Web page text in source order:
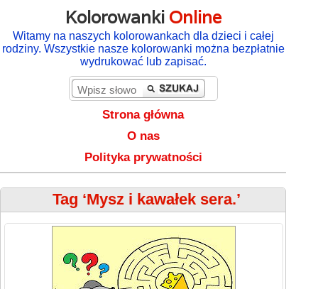
Kolorowanki Online
Witamy na naszych kolorowankach dla dzieci i całej
rodziny. Wszystkie nasze kolorowanki można bezpłatnie
wydrukować lub zapisać.
Strona główna
O nas
Polityka prywatności
Tag ‘Mysz i kawałek sera.’